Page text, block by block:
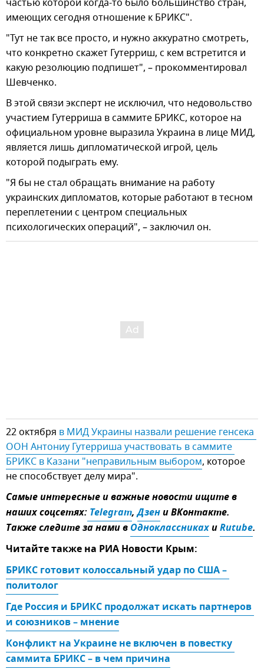
частью которой когда-то было большинство стран,
имеющих сегодня отношение к БРИКС".
"Тут не так все просто, и нужно аккуратно смотреть,
что конкретно скажет Гутерриш, с кем встретится и
какую резолюцию подпишет", – прокомментировал
Шевченко.
В этой связи эксперт не исключил, что недовольство
участием Гутерриша в саммите БРИКС, которое на
официальном уровне выразила Украина в лице МИД,
является лишь дипломатической игрой, цель
которой подыграть ему.
"Я бы не стал обращать внимание на работу
украинских дипломатов, которые работают в тесном
переплетении с центром специальных
психологических операций", – заключил он.
22 октября в МИД Украины назвали решение генсека
ООН Антониу Гутерриша участвовать в саммите
БРИКС в Казани "неправильным выбором, которое
не способствует делу мира".
Самые интересные и важные новости ищите в
наших соцсетях: Telegram,Дзени ВКонтакте.
Также следите за нами вОдноклассникахиRutube.
Читайте также на РИА Новости Крым:
БРИКС готовит колоссальный удар по США –
политолог
Где Россия и БРИКС продолжат искать партнеров
и союзников – мнение
Конфликт на Украине не включен в повестку
саммита БРИКС – в чем причина